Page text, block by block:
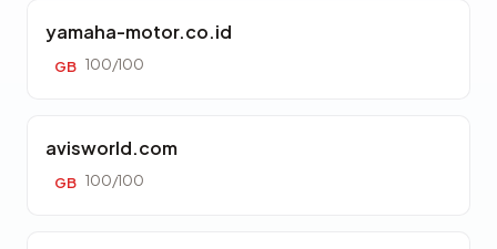
yamaha-motor.co.id
GB 100/100
avisworld.com
GB 100/100